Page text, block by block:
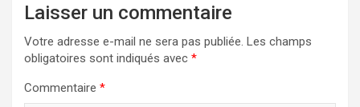
Laisser un commentaire
Votre adresse e-mail ne sera pas publiée. Les champs
obligatoires sont indiqués avec *
Commentaire *